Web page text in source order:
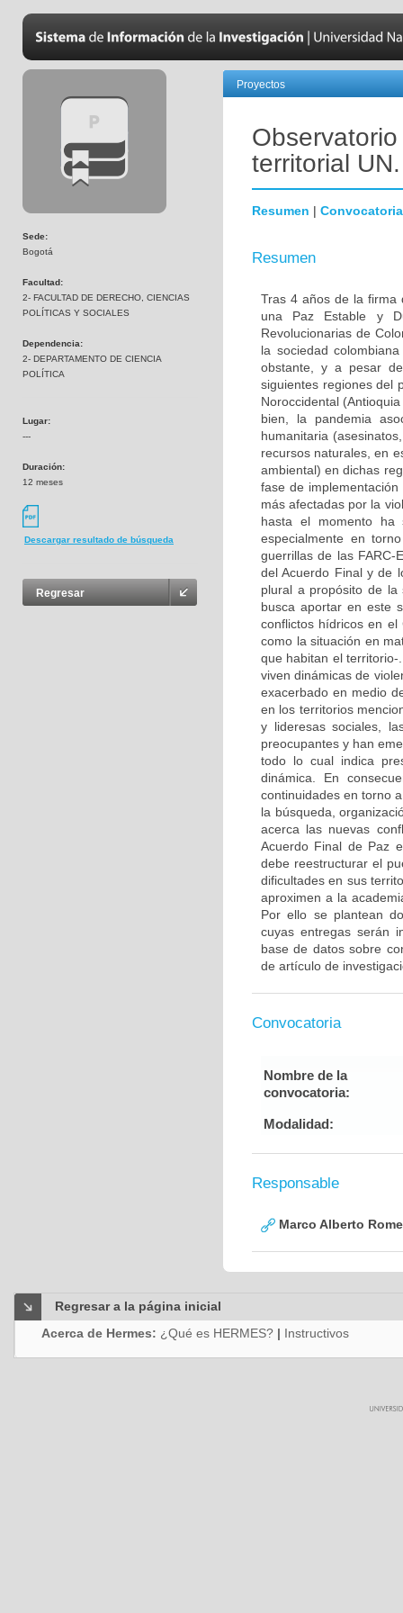
Sede:
Bogotá
Facultad:
2- FACULTAD DE DERECHO, CIENCIAS
POLÍTICAS Y SOCIALES
Dependencia:
2- DEPARTAMENTO DE CIENCIA
POLÍTICA
Lugar:
---
Duración:
12 meses
Descargar resultado de búsqueda
Regresar
Proyectos
territorial UN.
Resumen | Convocatoria
Resumen
Tras 4 años de la firma
una Paz Estable y
Revolucionarias de
la sociedad
obstante, y a pesar
siguientes regiones del
Noroccidental
bien, la pandemia
humanitaria
recursos naturales, en
ambiental) en dichas
fase de
más afectadas por la
hasta el momento
especialmente en
guerrillas de las FARC-
del Acuerdo Final y de
plural a propósito de la
busca aportar en este
conflictos hídricos en el
como la situación en
que habitan el
viven dinámicas de
exacerbado en medio
en los territorios
y lideresas sociales,
preocupantes y han
todo lo cual indica
dinámica. En
continuidades en torno
la búsqueda,
acerca las nuevas
Acuerdo Final de Paz
debe reestructurar el
dificultades en sus
aproximen a la
Por ello se plantean
cuyas entregas serán
base de datos sobre
de artículo de
Convocatoria
Nombre de la
convocatoria:
Modalidad:
Responsable
Marco Alberto
Regresar a la página inicial
Acerca de Hermes: ¿Qué es HERMES? | Instructivos